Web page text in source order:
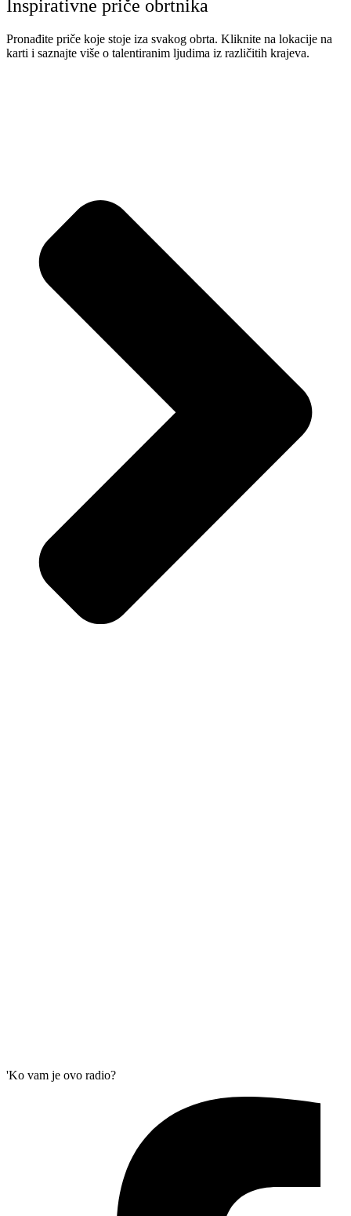
Inspirativne priče obrtnika
Pronađite priče koje stoje iza svakog obrta. Kliknite na lokacije na
karti i saznajte više o talentiranim ljudima iz različitih krajeva.
'Ko vam je ovo radio?